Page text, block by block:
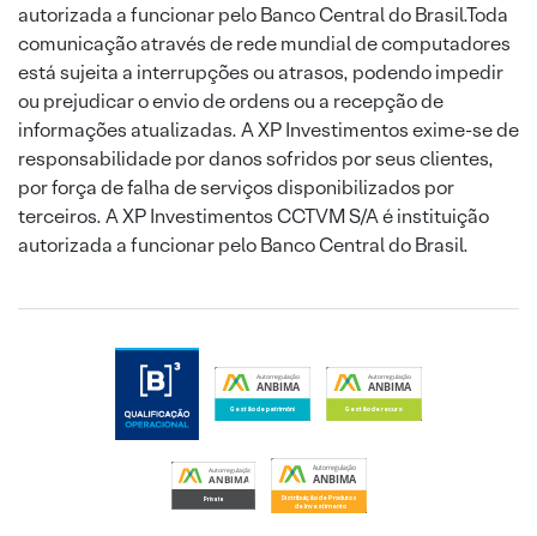
autorizada a funcionar pelo Banco Central do Brasil.Toda
comunicação através de rede mundial de computadores
está sujeita a interrupções ou atrasos, podendo impedir
ou prejudicar o envio de ordens ou a recepção de
informações atualizadas. A XP Investimentos exime-se de
responsabilidade por danos sofridos por seus clientes,
por força de falha de serviços disponibilizados por
terceiros. A XP Investimentos CCTVM S/A é instituição
autorizada a funcionar pelo Banco Central do Brasil.